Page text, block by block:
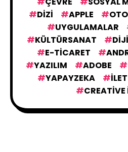
DIZI
APPLE
UYGULAMALAR
KÜLTÜRSANAT
E-TICARET
YAZILIM
ADOBE
YAPAYZEKA
CREATIVE